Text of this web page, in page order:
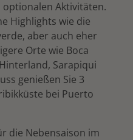
Aktivitäten.
Highlights wie die
aber auch eher
Orte wie Boca
Sarapiqui
genießen Sie 3
bei Puerto
die Nebensaison im